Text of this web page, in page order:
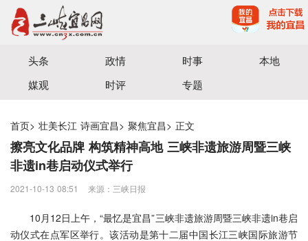
宜昌三峡融媒体中心主办
头条 政情 时事
本地
媒观
时评 专题
首页> 壮美长江 诗画宜昌> 聚焦宜昌> 正文
擦亮文化品牌 构筑精神高地 三峡非遗旅游周暨三峡
非遗in巷启动仪式举行
2021-10-13 08:51 来源：三峡日报
10月12日上午，“最忆是宜昌”三峡非遗旅游周暨三峡非遗in巷启
动仪式在点军区举行。该活动是第十二届中国长江三峡国际旅游节